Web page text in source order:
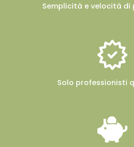
Semplicità e velocità di
Solo professionisti